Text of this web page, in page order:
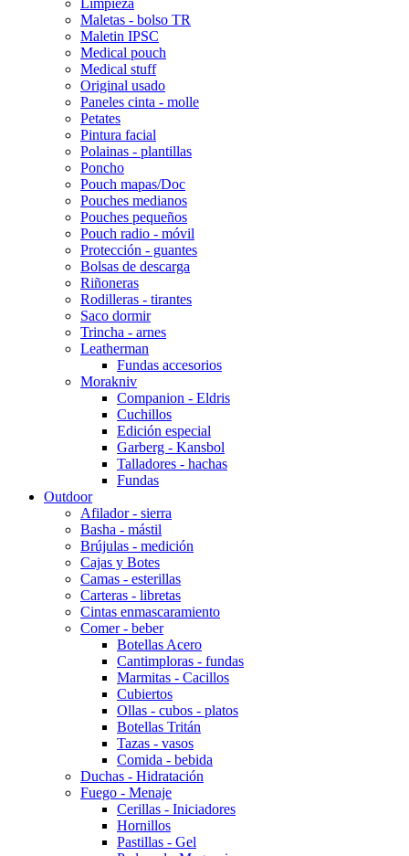
Limpieza
Maletas - bolso TR
Maletin IPSC
Medical pouch
Medical stuff
Original usado
Paneles cinta - molle
Petates
Pintura facial
Polainas - plantillas
Poncho
Pouch mapas/Doc
Pouches medianos
Pouches pequeños
Pouch radio - móvil
Protección - guantes
Bolsas de descarga
Riñoneras
Rodilleras - tirantes
Saco dormir
Trincha - arnes
Leatherman
Fundas accesorios
Morakniv
Companion - Eldris
Cuchillos
Edición especial
Garberg - Kansbol
Talladores - hachas
Fundas
Outdoor
Afilador - sierra
Basha - mástil
Brújulas - medición
Cajas y Botes
Camas - esterillas
Carteras - libretas
Cintas enmascaramiento
Comer - beber
Botellas Acero
Cantimploras - fundas
Marmitas - Cacillos
Cubiertos
Ollas - cubos - platos
Botellas Tritán
Tazas - vasos
Comida - bebida
Duchas - Hidratación
Fuego - Menaje
Cerillas - Iniciadores
Hornillos
Pastillas - Gel